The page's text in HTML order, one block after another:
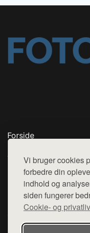
Vi bruger cookies
forbedre din
indhold og
siden fungerer
Cookie- og
Forside
Top Rabatter
Kontakt